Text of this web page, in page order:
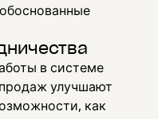
в системе
улучшают
как